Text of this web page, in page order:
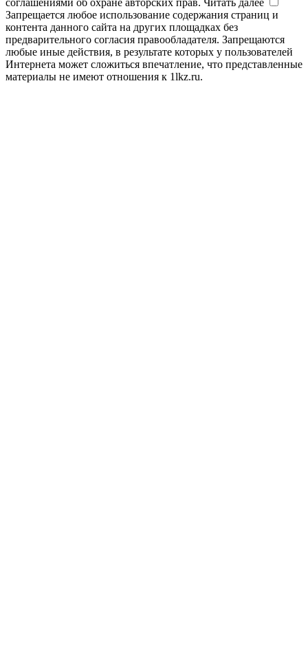
Запрещается любое использование содержания страниц и
контента данного сайта на других площадках без
предварительного согласия правообладателя. Запрещаются
любые иные действия, в результате которых у пользователей
Интернета может сложиться впечатление, что представленные
материалы не имеют отношения к 1lkz.ru.